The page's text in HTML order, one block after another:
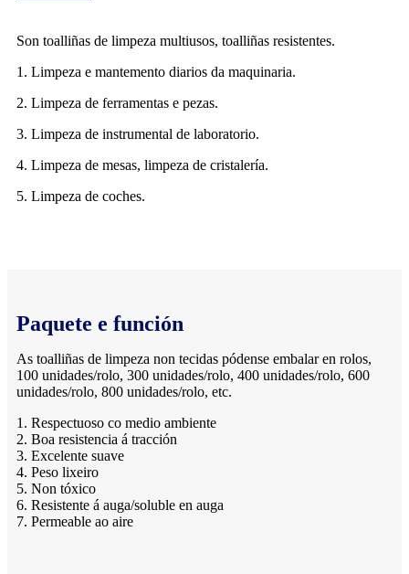
Son toalliñas de limpeza multiusos, toalliñas resistentes.
1. Limpeza e mantemento diarios da maquinaria.
2. Limpeza de ferramentas e pezas.
3. Limpeza de instrumental de laboratorio.
4. Limpeza de mesas, limpeza de cristalería.
5. Limpeza de coches.
Paquete e función
As toalliñas de limpeza non tecidas pódense embalar en rolos,
100 unidades/rolo, 300 unidades/rolo, 400 unidades/rolo, 600
unidades/rolo, 800 unidades/rolo, etc.
1. Respectuoso co medio ambiente
2. Boa resistencia á tracción
3. Excelente suave
4. Peso lixeiro
5. Non tóxico
6. Resistente á auga/soluble en auga
7. Permeable ao aire